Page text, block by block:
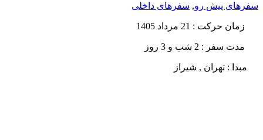
سفرهای پیش رو, سفرهای داخلی
زمان حرکت : 21 مرداد 1405
مدت سفر : 2 شب و 3 روز
مبدا : تهران , شیراز